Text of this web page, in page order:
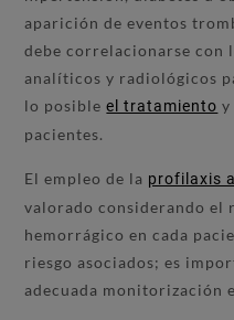
aparición de eventos
debe correlacionarse con
analíticos y radiológicos
lo posibleel tratamiento y
pacientes.
El empleo de la profilaxis
valorado considerando el
hemorrágico en cada
riesgo asociados; es
adecuada monitorización